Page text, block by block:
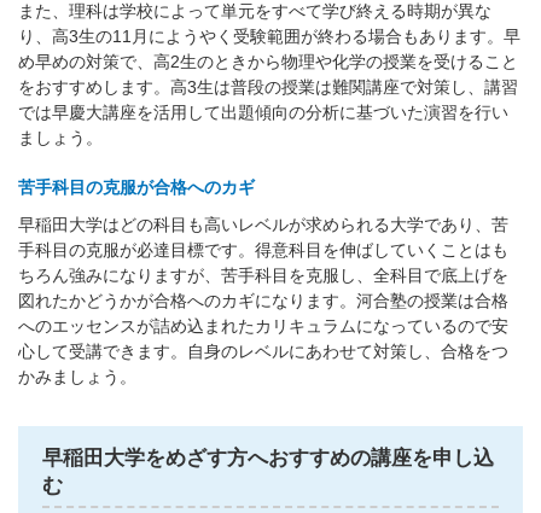
また、理科は学校によって単元をすべて学び終える時期が異な
り、高3生の11月にようやく受験範囲が終わる場合もあります。早
め早めの対策で、高2生のときから物理や化学の授業を受けること
をおすすめします。高3生は普段の授業は難関講座で対策し、講習
では早慶大講座を活用して出題傾向の分析に基づいた演習を行い
ましょう。
苦手科目の克服が合格へのカギ
早稲田大学はどの科目も高いレベルが求められる大学であり、苦
手科目の克服が必達目標です。得意科目を伸ばしていくことはも
ちろん強みになりますが、苦手科目を克服し、全科目で底上げを
図れたかどうかが合格へのカギになります。河合塾の授業は合格
へのエッセンスが詰め込まれたカリキュラムになっているので安
心して受講できます。自身のレベルにあわせて対策し、合格をつ
かみましょう。
早稲田大学をめざす方へおすすめの講座を申し込
む